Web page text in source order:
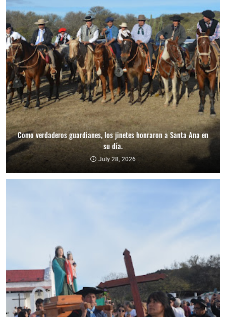
Como verdaderos guardianes, los jinetes honraron a Santa Ana en
su día.
July 28, 2026